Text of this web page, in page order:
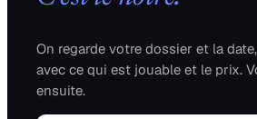
On regarde votre dossier et la
avec ce qui est jouable et le prix.
ensuite.